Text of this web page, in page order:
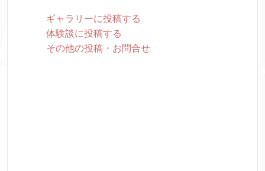
ギャラリーに投稿する
体験談に投稿する
その他の投稿・お問合せ